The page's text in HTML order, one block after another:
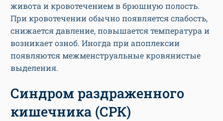
живота и кровотечением в брюшную полость.
При кровотечении обычно появляется слабость,
снижается давление, повышается температура и
возникает озноб. Иногда при апоплексии
появляются межменструальные кровянистые
выделения.
Синдром раздраженного
кишечника (СРК)